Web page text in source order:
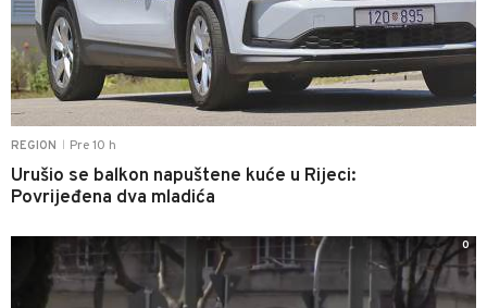
REGION Pre 10 h
Urušio se balkon napuštene kuće u Rijeci:
Povrijeđena dva mladića
0